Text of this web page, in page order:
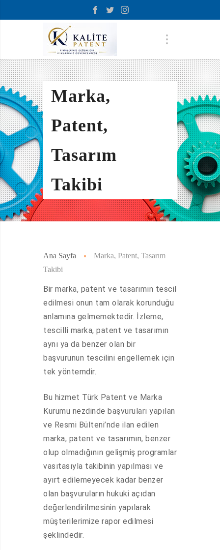
Marka,
Patent,
Tasarım
Takibi
Ana Sayfa
Marka, Patent, Tasarım
Takibi
Bir marka, patent ve tasarımın tescil
edilmesi onun tam olarak korunduğu
anlamına gelmemektedir. İzleme,
tescilli marka, patent ve tasarımın
aynı ya da benzer olan bir
başvurunun tescilini engellemek için
tek yöntemdir.
Bu hizmet Türk Patent ve Marka
Kurumu nezdinde başvuruları yapılan
ve Resmi Bülteni’nde ilan edilen
marka, patent ve tasarımın, benzer
olup olmadığının gelişmiş programlar
vasıtasıyla takibinin yapılması ve
ayırt edilemeyecek kadar benzer
olan başvuruların hukuki açıdan
değerlendirilmesinin yapılarak
müşterilerimize rapor edilmesi
şeklindedir.